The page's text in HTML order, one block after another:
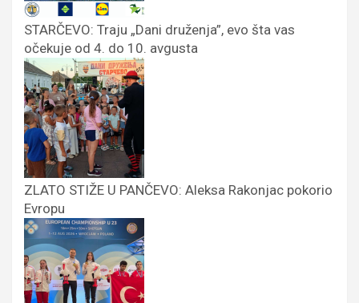
STARČEVO: Traju „Dani druženja”, evo šta vas
očekuje od 4. do 10. avgusta
ZLATO STIŽE U PANČEVO: Aleksa Rakonjac pokorio
Evropu